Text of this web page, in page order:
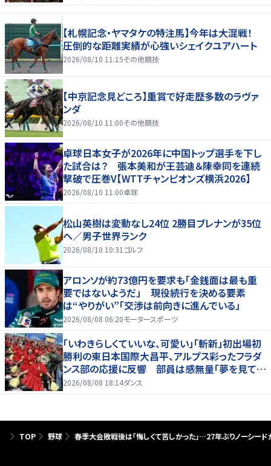
【札幌記念・ヤマタケの特注馬】今年は大混戦！
圧倒的な距離実績が心強いシェイクユアハート
2026/08/10 11:15その他競技
【中京記念見どころ】重賞で好走歴多数のラヴァ
ンダ
2026/08/10 11:00その他競技
卓球日本女子が2026年に中国トップ選手を下し
た試合は？ 張本美和が王芸迪＆陳幸同を連続
撃破で圧巻V【WTTチャンピオンズ横浜2026】
2026/08/10 11:00卓球
松山英樹は変動なし24位 2勝目ブレナンが35位
へ／男子世界ランク
2026/08/10 10:31 ゴルフ
アロンソが約73億円を要求も「金銭面は最も重
要ではないようだ」 現役続行を決める要素
は“やりがい”「交渉は前向きに進んでいる」
2026/08/08 06:20モータースポーツ
「いわきらしくていいな、可愛い」「斬新」初出場初
勝利の東日本国際大昌平、アルプス彩ったフラダ
ンス部の応援に反響 部員は感無量「夢を見てい
るよう」
2026/08/08 18:14ダンス
TOP 野球 春季大会敗戦後は｢悔しくて苦しかった｣…27年ぶりノーシー